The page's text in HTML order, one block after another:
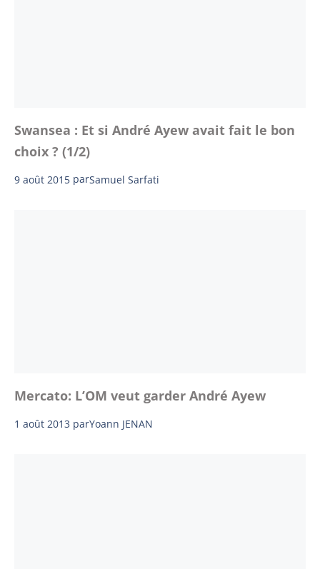
Swansea : Et si André Ayew avait fait le bon
choix ? (1/2)
9 août 2015 parSamuel Sarfati
Mercato: L’OM veut garder André Ayew
1 août 2013 parYoann JENAN